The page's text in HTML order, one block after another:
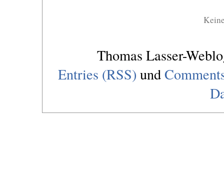
Thomas Lasser-
Entries (RSS) und